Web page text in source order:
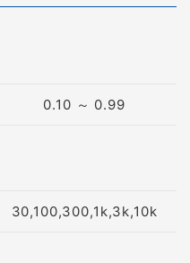
0.10 ～ 0.99
30,100,300,1k,3k,10k